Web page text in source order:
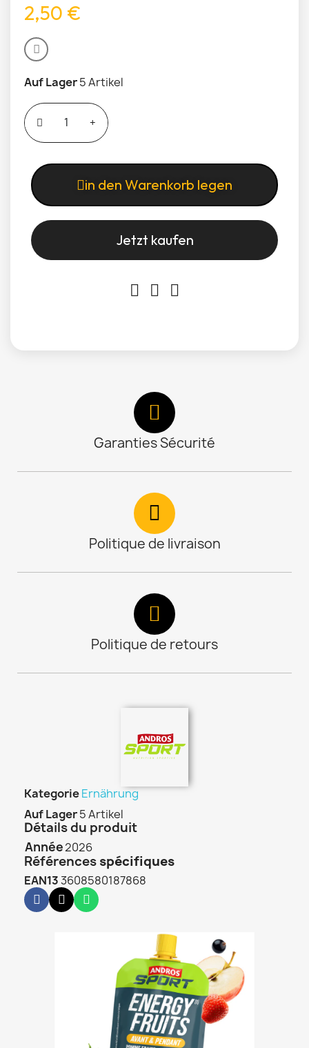
2,50 €
Auf Lager5 Artikel
in den Warenkorb legen
Jetzt kaufen
Garanties Sécurité
Politique de livraison
Politique de retours
KategorieErnährung
Auf Lager5 Artikel
Détails du produit
Année2026
Références spécifiques
EAN133608580187868